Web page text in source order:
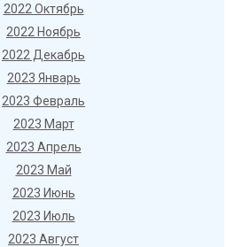
2022 Октябрь
2022 Ноябрь
2022 Декабрь
2023 Январь
2023 Февраль
2023 Март
2023 Апрель
2023 Май
2023 Июнь
2023 Июль
2023 Август